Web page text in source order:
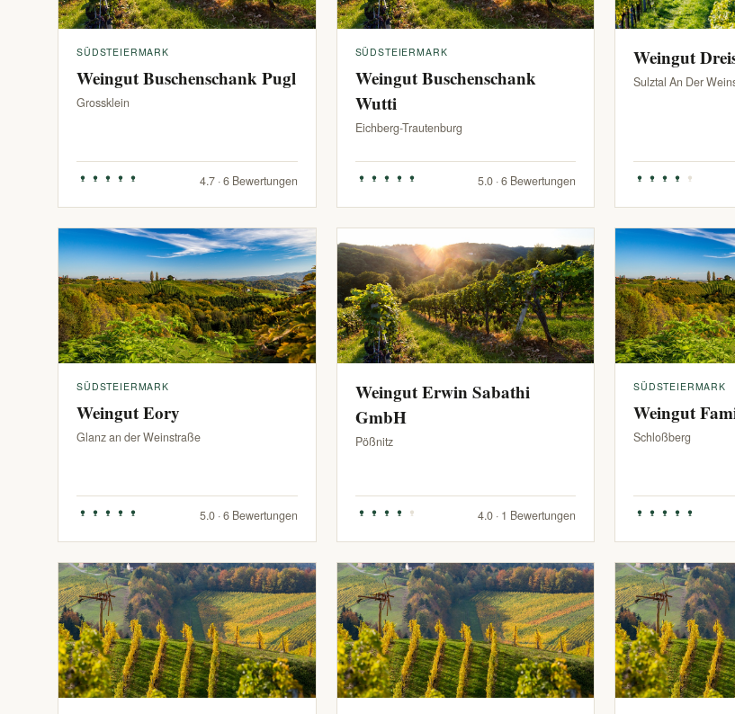
SÜDSTEIERMARK
Weingut Buschenschank Pugl
Grossklein
4.7 · 6 Bewertungen
SÜDSTEIERMARK
Weingut Buschenschank
Wutti
Eichberg-Trautenburg
5.0 · 6 Bewertungen
Weingut
Sulztal An Der
SÜDSTEIERMARK
Weingut Eory
Glanz an der Weinstraße
5.0 · 6 Bewertungen
Weingut Erwin Sabathi
GmbH
Pößnitz
4.0 · 1 Bewertungen
SÜDSTEIERMARK
Weingut
Schloßberg